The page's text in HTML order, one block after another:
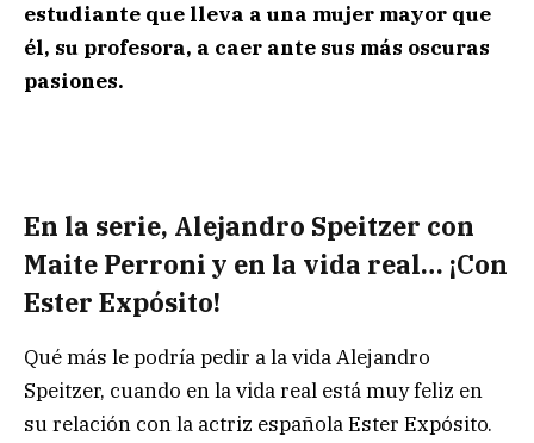
estudiante que lleva a una mujer mayor que
él, su profesora, a caer ante sus más oscuras
pasiones.
En la serie, Alejandro Speitzer con
Maite Perroni y en la vida real… ¡Con
Ester Expósito!
Qué más le podría pedir a la vida Alejandro
Speitzer, cuando en la vida real está muy feliz en
su relación con la actriz española Ester Expósito.